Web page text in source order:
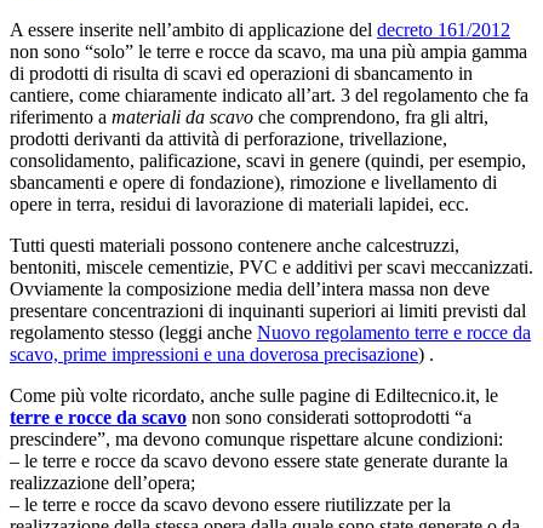
A essere inserite nell’ambito di applicazione del decreto 161/2012
non sono “solo” le terre e rocce da scavo, ma una più ampia gamma
di prodotti di risulta di scavi ed operazioni di sbancamento in
cantiere, come chiaramente indicato all’art. 3 del regolamento che fa
riferimento a materiali da scavo che comprendono, fra gli altri,
prodotti derivanti da attività di perforazione, trivellazione,
consolidamento, palificazione, scavi in genere (quindi, per esempio,
sbancamenti e opere di fondazione), rimozione e livellamento di
opere in terra, residui di lavorazione di materiali lapidei, ecc.
Tutti questi materiali possono contenere anche calcestruzzi,
bentoniti, miscele cementizie, PVC e additivi per scavi meccanizzati.
Ovviamente la composizione media dell’intera massa non deve
presentare concentrazioni di inquinanti superiori ai limiti previsti dal
regolamento stesso (leggi anche Nuovo regolamento terre e rocce da
scavo, prime impressioni e una doverosa precisazione) .
Come più volte ricordato, anche sulle pagine di Ediltecnico.it, le
terre e rocce da scavo non sono considerati sottoprodotti “a
prescindere”, ma devono comunque rispettare alcune condizioni:
– le terre e rocce da scavo devono essere state generate durante la
realizzazione dell’opera;
– le terre e rocce da scavo devono essere riutilizzate per la